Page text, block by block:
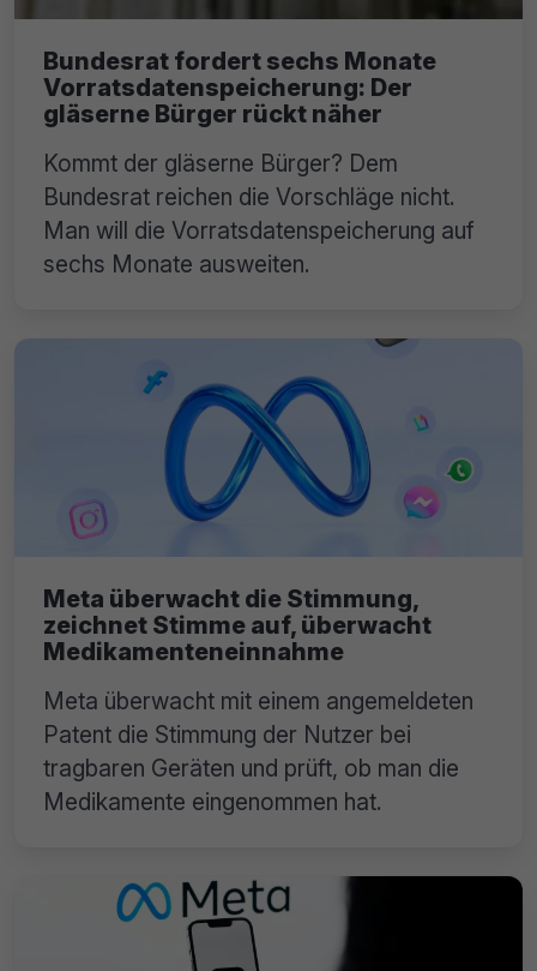
Bundesrat fordert sechs Monate
Vorratsdatenspeicherung: Der
gläserne Bürger rückt näher
Kommt der gläserne Bürger? Dem
Bundesrat reichen die Vorschläge nicht.
Man will die Vorratsdatenspeicherung auf
sechs Monate ausweiten.
Meta überwacht die Stimmung,
zeichnet Stimme auf, überwacht
Medikamenteneinnahme
Meta überwacht mit einem angemeldeten
Patent die Stimmung der Nutzer bei
tragbaren Geräten und prüft, ob man die
Medikamente eingenommen hat.